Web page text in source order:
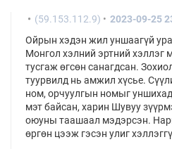
(59.153.112.9)
2023-09-25
Ойрын хэдэн жил уншаагүй
Монгол хэлний эртний хэллэг
тусгаж өгсөн санагдсан.
туурвилд нь амжил хүсье.
ном, орчуулгын номыг
мэт байсан, харин Шувуу
оюуны таашаал мэдэрсэн.
өргөн цээж гэсэн улиг